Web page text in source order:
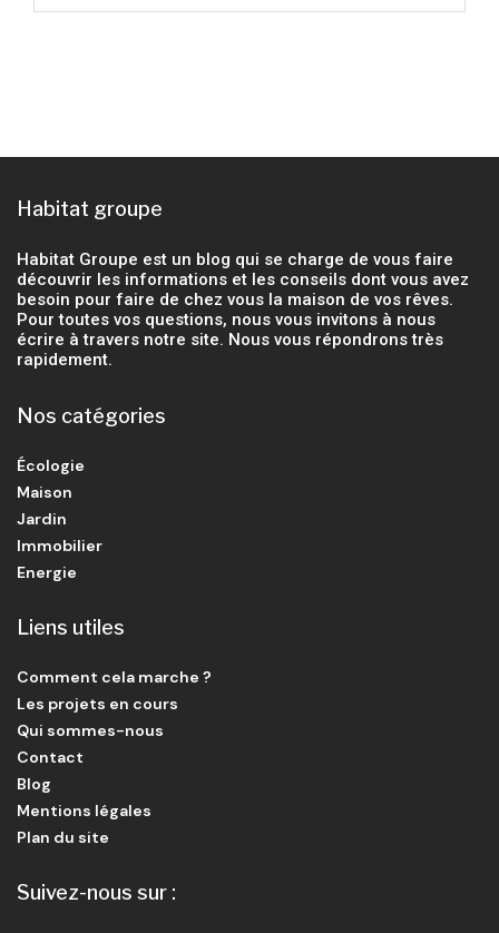
Habitat groupe
Habitat Groupe est un blog qui se charge de vous faire
découvrir les informations et les conseils dont vous avez
besoin pour faire de chez vous la maison de vos rêves.
Pour toutes vos questions, nous vous invitons à nous
écrire à travers notre site. Nous vous répondrons très
rapidement.
Nos catégories
Écologie
Maison
Jardin
Immobilier
Energie
Liens utiles
Comment cela marche ?
Les projets en cours
Qui sommes-nous
Contact
Blog
Mentions légales
Plan du site
Suivez-nous sur :